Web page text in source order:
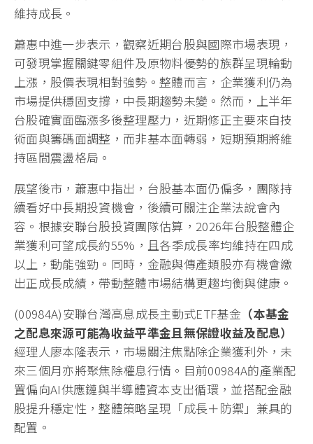
維持成長。
蕭惠中進一步表示，觀察近期台股與國際市場表現，
可發現掌握關鍵零組件及原物料優勢的族群呈現輪動
上漲，股價表現相對強勢。整體而言，企業獲利仍為
市場提供穩固支撐，中長期趨勢未變。然而，上半年
台股確實面臨漲多後整理壓力，近期修正主要來自技
術面與籌碼面調整，而非基本面轉弱，短期預期將維
持區間震盪格局。
展望後市，蕭惠中指出，台股基本面仍偏多，團隊持
續看好中長期投資機會，後續可關注企業法說會內
容。根據安聯台股投資團隊估算，2026年台股整體企
業獲利可望成長約55%，且各季成長率均維持在四成
以上，動能強勁。同時，金融與傳產類股亦有機會繳
出正成長成績，帶動整體市場結構更趨均衡與健康。
(00984A)安聯台灣高息成長主動式ETF基金 （本基金
之配息來源可能為收益平準金且無保證收益及配息）
經理人廖本隆表示，市場關注焦點除企業獲利外，未
來三個月亦將聚焦除權息行情。目前00984A的產業配
置偏向AI供應鏈與半導體資本支出循環，並搭配金融
股提升穩定性，整體策略呈現「成長＋防禦」兼具的
配置。